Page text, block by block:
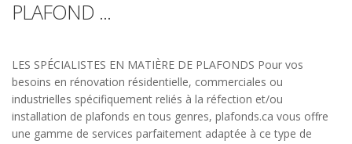
PLAFOND ...
LES SPÉCIALISTES EN MATIÈRE DE PLAFONDS Pour vos
besoins en rénovation résidentielle, commerciales ou
industrielles spécifiquement reliés à la réfection et/ou
installation de plafonds en tous genres, plafonds.ca vous offre
une gamme de services parfaitement adaptée à ce type de